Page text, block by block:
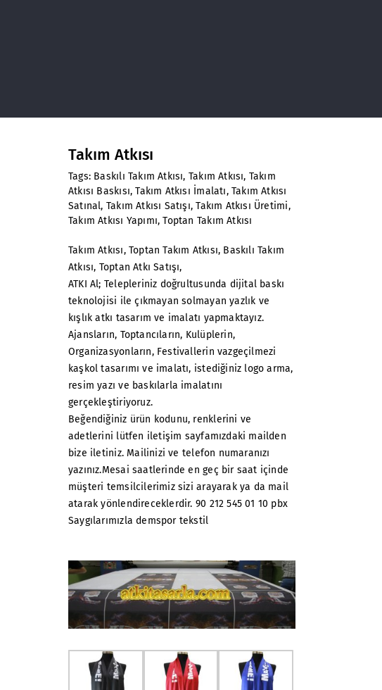
Takım Atkısı
Tags: Baskılı Takım Atkısı, Takım Atkısı, Takım
Atkısı Baskısı,Takım Atkısı İmalatı, Takım Atkısı
Satınal, Takım Atkısı Satışı,Takım Atkısı Üretimi,
Takım Atkısı Yapımı,Toptan Takım Atkısı
Takım Atkısı, Toptan Takım Atkısı, Baskılı Takım
Atkısı, Toptan Atkı Satışı,
ATKI Al; Telepleriniz doğrultusunda dijital baskı
teknolojisi ile çıkmayan solmayan yazlık ve
kışlık atkı tasarım ve imalatı yapmaktayız.
Ajansların, Toptancıların, Kulüplerin,
Organizasyonların, Festivallerin vazgeçilmezi
kaşkol tasarımı ve imalatı, istediğiniz logo arma,
resim yazı ve baskılarla imalatını
gerçekleştiriyoruz.
Beğendiğiniz ürün kodunu, renklerini ve
adetlerini lütfen iletişim sayfamızdaki mailden
bize iletiniz. Mailinizi ve telefon numaranızı
yazınız.Mesai saatlerinde en geç bir saat içinde
müşteri temsilcilerimiz sizi arayarak ya da mail
atarak yönlendireceklerdir. 90 212 545 01 10 pbx
Saygılarımızla demspor tekstil